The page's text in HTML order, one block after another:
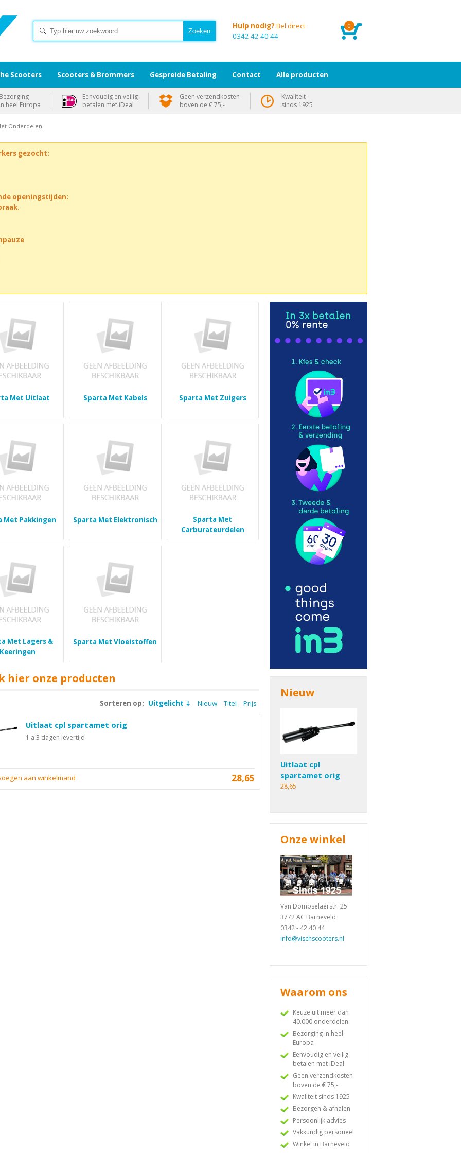
0
Hulp nodig? Bel direct
0342 42 40 44
Onderdelen
gezocht:
openingstijden:
Met Uitlaat Sparta Met Kabels Sparta Met Zuigers
Met Pakkingen Sparta Met Elektronisch
Sparta Met
Carburateurdelen
Met Lagers &
Keeringen
Sparta Met Vloeistoffen
hier onze producten
Sorteren op: Uitgelicht Nieuw Titel Prijs
Uitlaat cpl spartamet orig
1 a 3 dagen levertijd
28,65
aan winkelmand
Nieuw
Uitlaat cpl
spartamet orig
28,65
Onze winkel
Van Dompselaerstr. 25
3772 AC Barneveld
0342 - 42 40 44
info@vischscooters.nl
Waarom ons
Keuze uit meer dan
40.000 onderdelen
Bezorging in heel
Europa
Eenvoudig en veilig
betalen met iDeal
Geen verzendkosten
boven de € 75,-
Kwaliteit sinds 1925
Bezorgen & afhalen
Persoonlijk advies
Vakkundig personeel
Winkel in Barneveld
Scooters Scooters & Brommers Gespreide Betaling Contact Alle producten
Bezorging
in heel Europa
Eenvoudig en veilig
betalen met iDeal
Geen verzendkosten
boven de € 75,-
Kwaliteit
sinds 1925